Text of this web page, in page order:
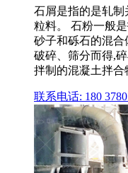
石屑是指的是轧制
粒料。 石粉一般
砂子和砾石的混
破碎、筛分而得,
拌制的混凝土拌合
联系电话: 180 3780